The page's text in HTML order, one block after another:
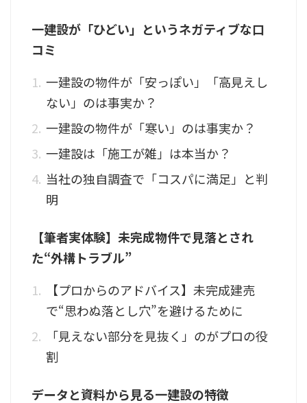
一建設が「ひどい」というネガティブな口
コミ
一建設の物件が「安っぽい」「高見えし
ない」のは事実か？
一建設の物件が「寒い」のは事実か？
一建設は「施工が雑」は本当か？
当社の独自調査で「コスパに満足」と判
明
【筆者実体験】未完成物件で見落とされ
た“外構トラブル”
【プロからのアドバイス】未完成建売
で“思わぬ落とし穴”を避けるために
「見えない部分を見抜く」のがプロの役
割
データと資料から見る一建設の特徴